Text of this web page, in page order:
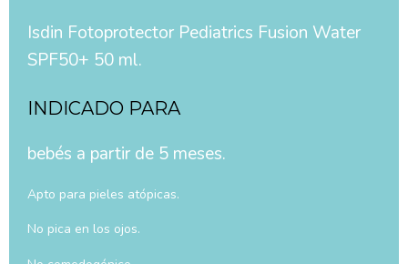
Isdin Fotoprotector Pediatrics Fusion Water
SPF50+ 50 ml.
INDICADO PARA
bebés a partir de 5 meses.
Apto para pieles atópicas.
No pica en los ojos.